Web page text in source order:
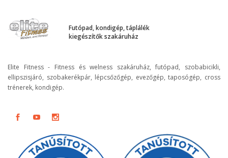
Futópad, kondigép, táplálék
kiegészítők szakáruház
Elite Fitness - Fitness és welness szakáruház, futópad, szobabicikli,
ellipszisjáró, szobakerékpár, lépcsőzőgép, evezőgép, taposógép, cross
trénerek, kondigép.